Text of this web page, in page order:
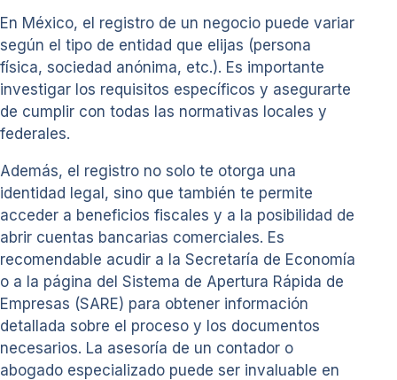
En México, el registro de un negocio puede variar
según el tipo de entidad que elijas (persona
física, sociedad anónima, etc.). Es importante
investigar los requisitos específicos y asegurarte
de cumplir con todas las normativas locales y
federales.
Además, el registro no solo te otorga una
identidad legal, sino que también te permite
acceder a beneficios fiscales y a la posibilidad de
abrir cuentas bancarias comerciales. Es
recomendable acudir a la Secretaría de Economía
o a la página del Sistema de Apertura Rápida de
Empresas (SARE) para obtener información
detallada sobre el proceso y los documentos
necesarios. La asesoría de un contador o
abogado especializado puede ser invaluable en